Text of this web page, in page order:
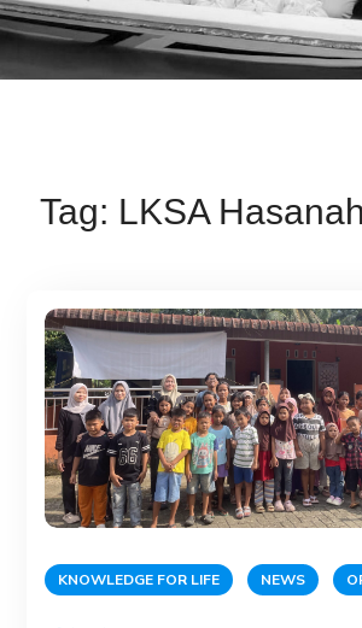
Tag: LKSA
KNOWLEDGE FOR LIFE NEWS